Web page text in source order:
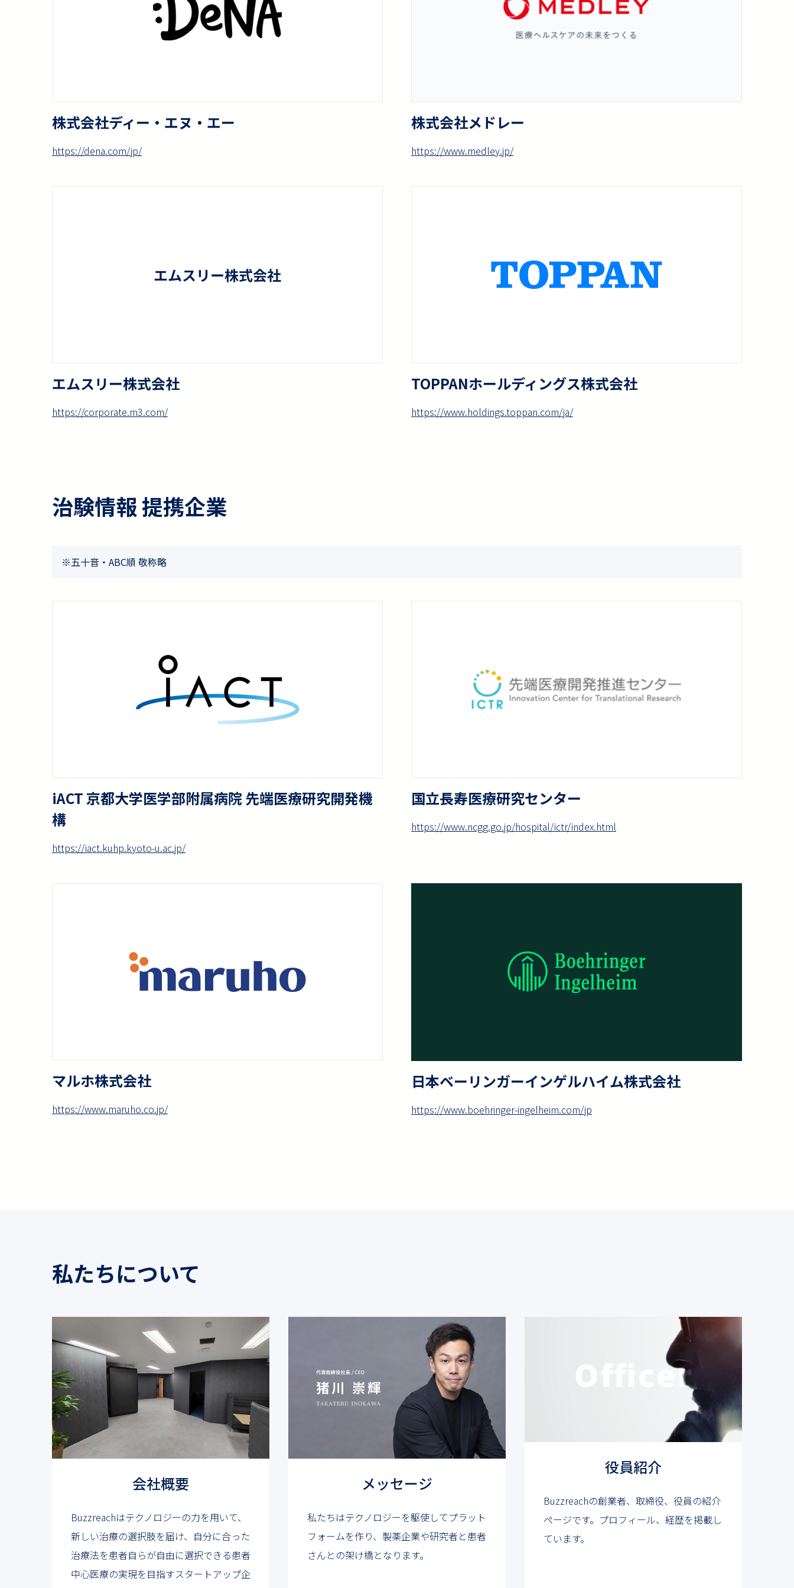
株式会社ディー・エヌ・エー
https://dena.com/jp/
株式会社メドレー
https://www.medley.jp/
エムスリー株式会社
https://corporate.m3.com/
TOPPANホールディングス株式会社
https://www.holdings.toppan.com/ja/
治験情報 提携企業
※五十音・ABC順 敬称略
iACT 京都大学医学部附属病院 先端医療研究開発機
構
https://iact.kuhp.kyoto-u.ac.jp/
国立長寿医療研究センター
https://www.ncgg.go.jp/hospital/ictr/index.html
マルホ株式会社
https://www.maruho.co.jp/
日本ベーリンガーインゲルハイム株式会社
https://www.boehringer-ingelheim.com/jp
私たちについて
会社概要
Buzzreachはテクノロジーの力を用いて、
新しい治療の選択肢を届け、自分に合った
治療法を患者自らが自由に選択できる患者
中心医療の実現を目指すスタートアップ企
メッセージ
私たちはテクノロジーを駆使してプラット
フォームを作り、製薬企業や研究者と患者
さんとの架け橋となります。
役員紹介
Buzzreachの創業者、取締役、役員の紹介
ページです。プロフィール、経歴を掲載し
ています。